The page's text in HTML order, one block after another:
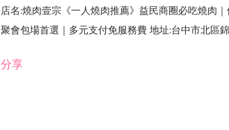
店名:燒肉壹宗《一人燒肉推薦》益民商圈必吃燒肉
聚會包場首選｜多元支付免服務費 地址:台中市北區
分享